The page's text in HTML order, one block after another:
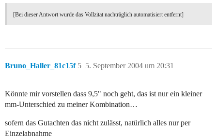
[Bei dieser Antwort wurde das Vollzitat nachträglich automatisiert entfernt]
Bruno_Haller_81c15f 5. September 2004 um 20:31
5
Könnte mir vorstellen dass 9,5" noch geht, das ist nur ein kleiner
mm-Unterschied zu meiner Kombination…
sofern das Gutachten das nicht zulässt, natürlich alles nur per
Einzelabnahme